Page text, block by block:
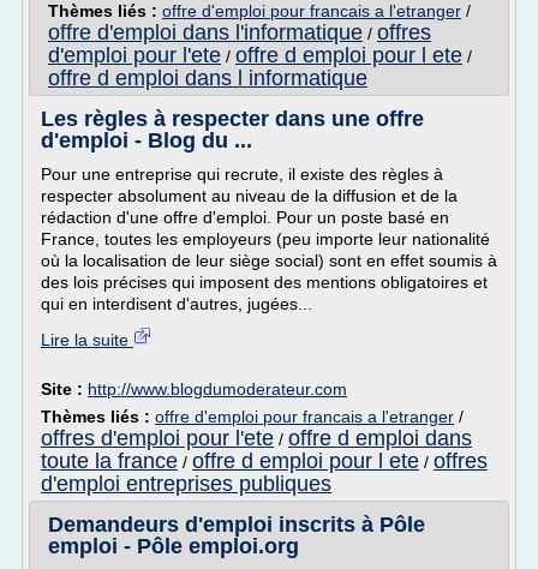
Thèmes liés : offre d'emploi pour francais a l'etranger /
offre d'emploi dans l'informatique / offres
d'emploi pour l'ete / offre d emploi pour l ete /
offre d emploi dans l informatique
Les règles à respecter dans une offre
d'emploi - Blog du ...
Pour une entreprise qui recrute, il existe des règles à
respecter absolument au niveau de la diffusion et de la
rédaction d'une offre d'emploi. Pour un poste basé en
France, toutes les employeurs (peu importe leur nationalité
où la localisation de leur siège social) sont en effet soumis à
des lois précises qui imposent des mentions obligatoires et
qui en interdisent d'autres, jugées...
Lire la suite
Site : http://www.blogdumoderateur.com
Thèmes liés : offre d'emploi pour francais a l'etranger /
offres d'emploi pour l'ete / offre d emploi dans
toute la france / offre d emploi pour l ete / offres
d'emploi entreprises publiques
Demandeurs d'emploi inscrits à Pôle
emploi - Pôle emploi.org